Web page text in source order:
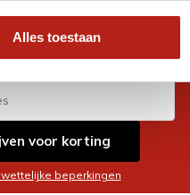
Alles toestaan
nieuwste
voor korting
beperkingen